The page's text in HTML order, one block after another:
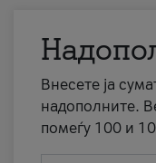
Внесете ја
надополните.
помеѓу 100 и